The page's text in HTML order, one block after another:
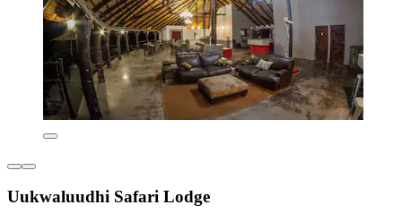
Uukwaluudhi Safari Lodge